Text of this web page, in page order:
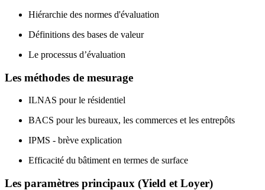
Hiérarchie des normes d'évaluation
Définitions des bases de valeur
Le processus d’évaluation
Les méthodes de mesurage
ILNAS pour le résidentiel
BACS pour les bureaux, les commerces et les entrepôts
IPMS - brève explication
Efficacité du bâtiment en termes de surface
Les paramètres principaux (Yield et Loyer)